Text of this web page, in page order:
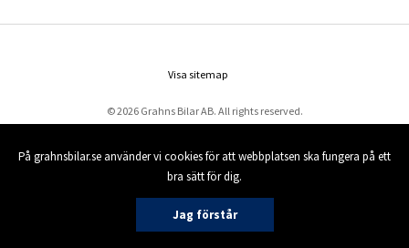
På grahnsbilar.se använder vi cookies för att webbplatsen ska fungera på ett
bra sätt för dig.
Jag förstår
© 2026 Grahns Bilar AB. All rights reserved.
Visa sitemap